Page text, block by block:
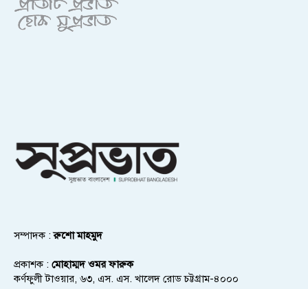
সম্পাদক :রুশো মাহমুদ
প্রকাশক : মোহাম্মদ ওমর ফারুক
কর্ণফুলী টাওয়ার, ৬৩, এস. এস. খালেদ রোড চট্টগ্রাম-৪০০০